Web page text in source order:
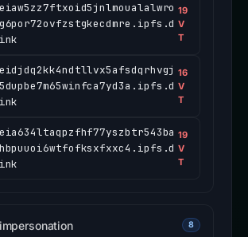
19
V
T
16
V
T
19
V
T
8